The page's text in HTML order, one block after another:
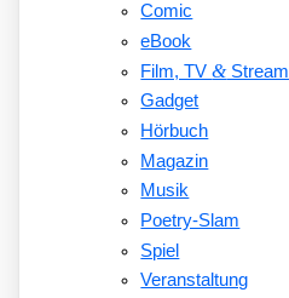
Comic
eBook
Film, TV&Stream
Gadget
Hörbuch
Magazin
Musik
Poetry-Slam
Spiel
Veranstaltung